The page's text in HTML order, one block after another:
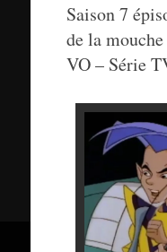
Saison 7
de la
VO – Série